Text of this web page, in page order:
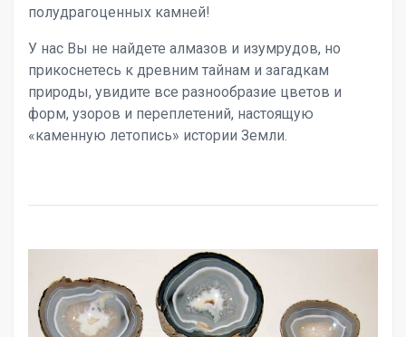
полудрагоценных камней!
У нас Вы не найдете алмазов и изумрудов, но
прикоснетесь к древним тайнам и загадкам
природы, увидите все разнообразие цветов и
форм, узоров и переплетений, настоящую
«каменную летопись» истории Земли.